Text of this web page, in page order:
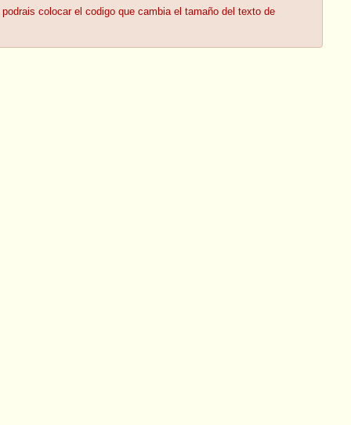
colocar el codigo que cambia el tamaño del texto de